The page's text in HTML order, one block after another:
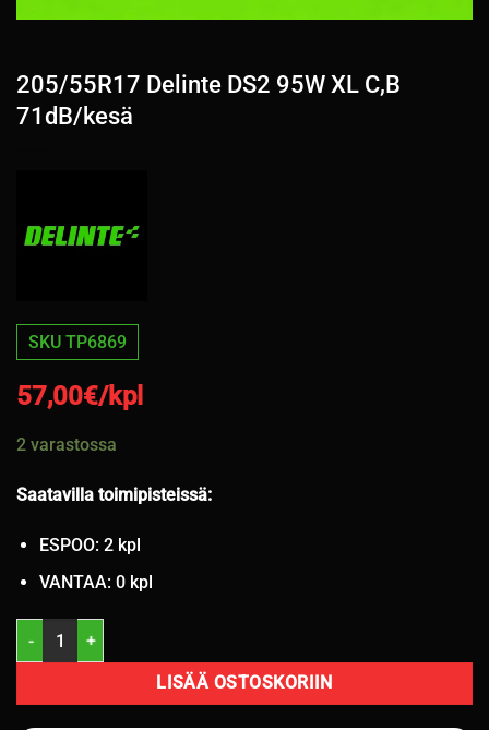
205/55R17 Delinte DS2 95W XL C,B
71dB/kesä
SKU TP6869
57,00€/kpl
2 varastossa
Saatavilla toimipisteissä:
ESPOO: 2 kpl
VANTAA: 0 kpl
205/55R17 Delinte DS2 95W XL C,B 71dB/kesä määrä
LISÄÄ OSTOSKORIIN